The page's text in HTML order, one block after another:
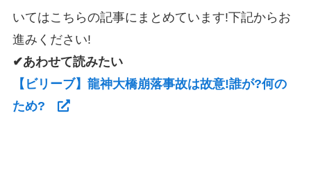
いてはこちらの記事にまとめています!下記からお
進みください!
✔あわせて読みたい
【ビリーブ】龍神大橋崩落事故は故意!誰が?何の
ため?